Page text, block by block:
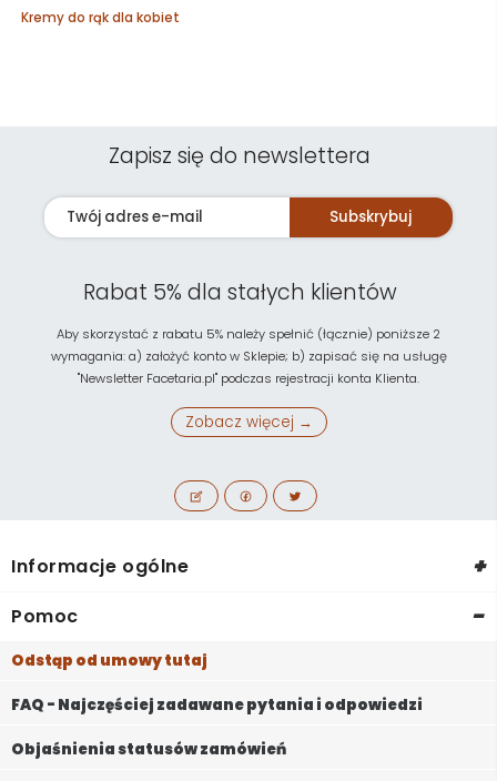
Kremy do rąk dla kobiet
Zapisz się do newslettera
Subskrybuj
Rabat 5% dla stałych klientów
Aby skorzystać z rabatu 5% należy spełnić (łącznie) poniższe 2
wymagania: a) założyć konto w Sklepie; b) zapisać się na usługę
"Newsletter Facetaria.pl" podczas rejestracji konta Klienta.
Zobacz więcej →
Informacje ogólne +
Pomoc -
Odstąp od umowy tutaj
FAQ - Najczęściej zadawane pytania i odpowiedzi
Objaśnienia statusów zamówień